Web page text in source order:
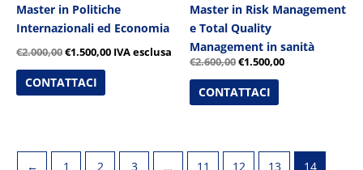
Master in Politiche
Internazionali ed Economia
€2.000,00€1.500,00 IVA esclusa
CONTATTACI
Master in Risk Management
e Total Quality
Management in sanità
€2.600,00€1.500,00
CONTATTACI
← 1 2 3 … 11 12 13 14